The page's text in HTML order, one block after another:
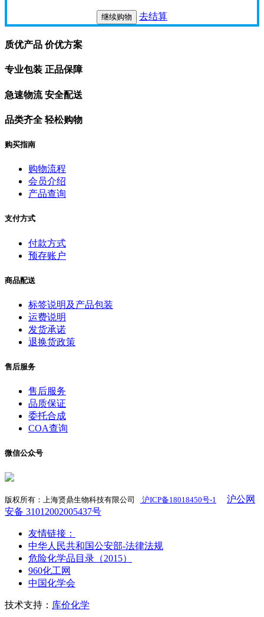
继续购物 去结算
质优产品 价优方案
专业包装 正品保障
急速物流 安全配送
品类齐全 轻松购物
购买指南
购物流程
会员介绍
产品查询
支付方式
付款方式
预存账户
商品配送
标签说明及产品包装
运费说明
发货承诺
退换货政策
售后服务
售后服务
品质保证
委托合成
COA查询
微信公众号
版权所有：上海贤鼎生物科技有限公司 沪ICP备18018450号-1
沪公网
安备 31012002005437号
友情链接：
中华人民共和国公安部-法律法规
危险化学品目录（2015）
960化工网
中国化学会
技术支持： 库价化学